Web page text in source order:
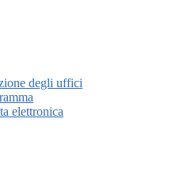
degli uffici
elettronica